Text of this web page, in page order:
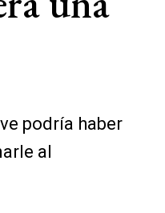
podría haber
al